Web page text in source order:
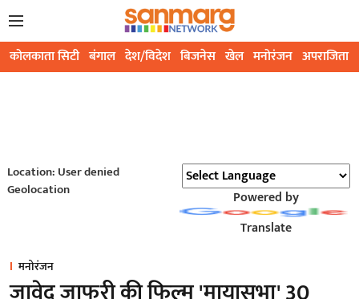
कोलकाता सिटी बंगाल देश/विदेश बिजनेस खेल मनोरंजन अपराजिता
Location: User denied
Geolocation
Powered by
Translate
मनोरंजन